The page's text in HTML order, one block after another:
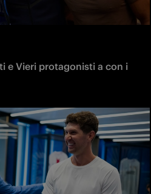
e Vieri protagonisti a con i